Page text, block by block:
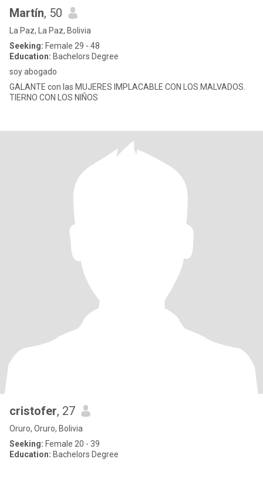
Martín, 50
La Paz, La Paz, Bolivia
Seeking: Female 29 - 48
Education: Bachelors Degree
soy abogado
GALANTE con las MUJERES IMPLACABLE CON LOS MALVADOS.
TIERNO CON LOS NIÑOS
cristofer, 27
Oruro, Oruro, Bolivia
Seeking: Female 20 - 39
Education: Bachelors Degree